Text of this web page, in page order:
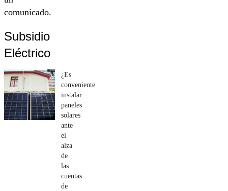
comunicado.
Subsidio
Eléctrico
¿Es
conveniente
instalar
paneles
solares
ante
el
alza
de
las
cuentas
de